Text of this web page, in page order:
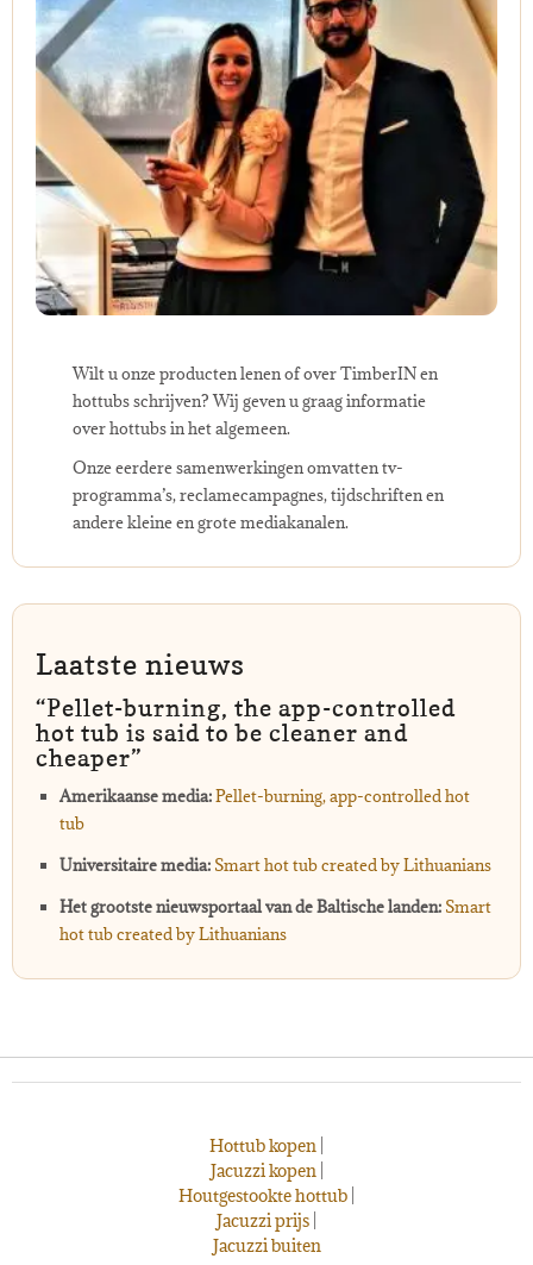
Wilt u onze producten lenen of over TimberIN en
hottubs schrijven? Wij geven u graag informatie
over hottubs in het algemeen.
Onze eerdere samenwerkingen omvatten tv-
programma’s, reclamecampagnes, tijdschriften en
andere kleine en grote mediakanalen.
Laatste nieuws
“Pellet-burning, the app-controlled
hot tub is said to be cleaner and
cheaper”
Amerikaanse media:Pellet-burning, app-controlled hot
tub
Universitaire media: Smart hot tub created by Lithuanians
Het grootste nieuwsportaal van de Baltische landen: Smart
hot tub created by Lithuanians
Hottub kopen
Jacuzzi kopen
Houtgestookte hottub
Jacuzzi prijs
Jacuzzi buiten